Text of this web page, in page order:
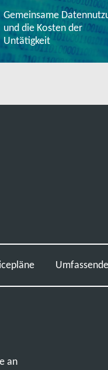
Gemeinsame
und die Kosten der
Untätigkeit
an